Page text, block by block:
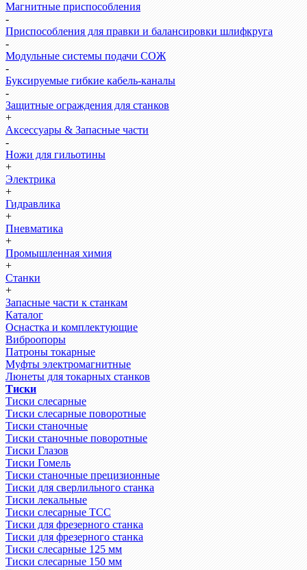
Магнитные приспособления
-
Приспособления для правки и балансировки шлифкруга
-
Модульные системы подачи СОЖ
-
Буксируемые гибкие кабель-каналы
-
Защитные ограждения для станков
+
Аксессуары & Запасные части
-
Ножи для гильотины
+
Электрика
+
Гидравлика
+
Пневматика
+
Промышленная химия
+
Станки
+
Запасные части к станкам
Каталог
Оснастка и комплектующие
Виброопоры
Патроны токарные
Муфты электромагнитные
Люнеты для токарных станков
Тиски
Тиски слесарные
Тиски слесарные поворотные
Тиски станочные
Тиски станочные поворотные
Тиски Глазов
Тиски Гомель
Тиски станочные прецизионные
Тиски для сверлильного станка
Тиски лекальные
Тиски слесарные ТСС
Тиски для фрезерного станка
Тиски для фрезерного станка
Тиски слесарные 125 мм
Тиски слесарные 150 мм